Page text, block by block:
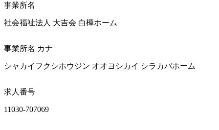
事業所名
社会福祉法人 大吉会 白樺ホーム
事業所名 カナ
シャカイフクシホウジン オオヨシカイ シラカバホーム
求人番号
11030-707069